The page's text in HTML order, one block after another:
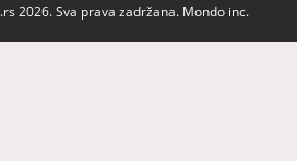
2026. Sva prava zadržana. Mondo inc.